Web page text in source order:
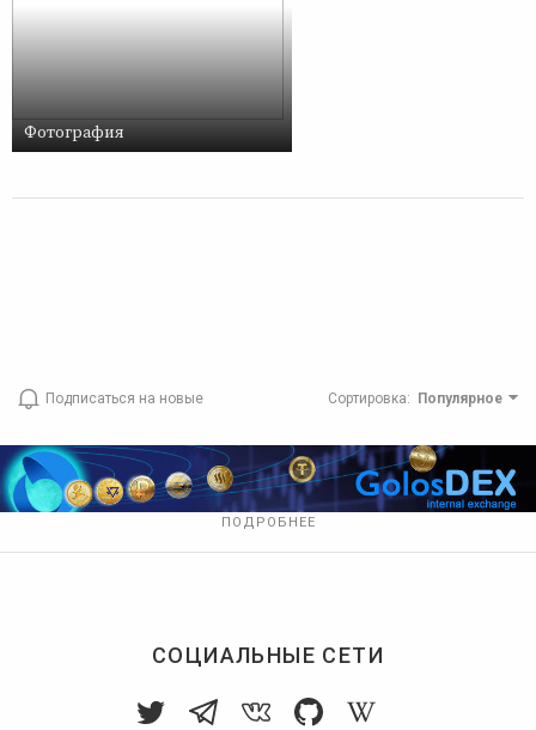
Фотография
Подписаться на новые Сортировка: Популярное
ПОДРОБНЕЕ
СОЦИАЛЬНЫЕ СЕТИ